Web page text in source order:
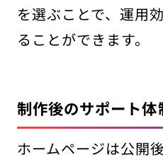
を選ぶことで、運用
ることができます。
制作後のサポート体
ホームページは公開